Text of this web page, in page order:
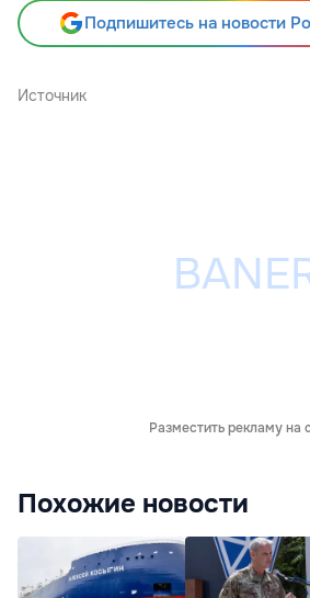
Подпишитесь на новости
Источник
Разместить рекламу на
Похожие новости